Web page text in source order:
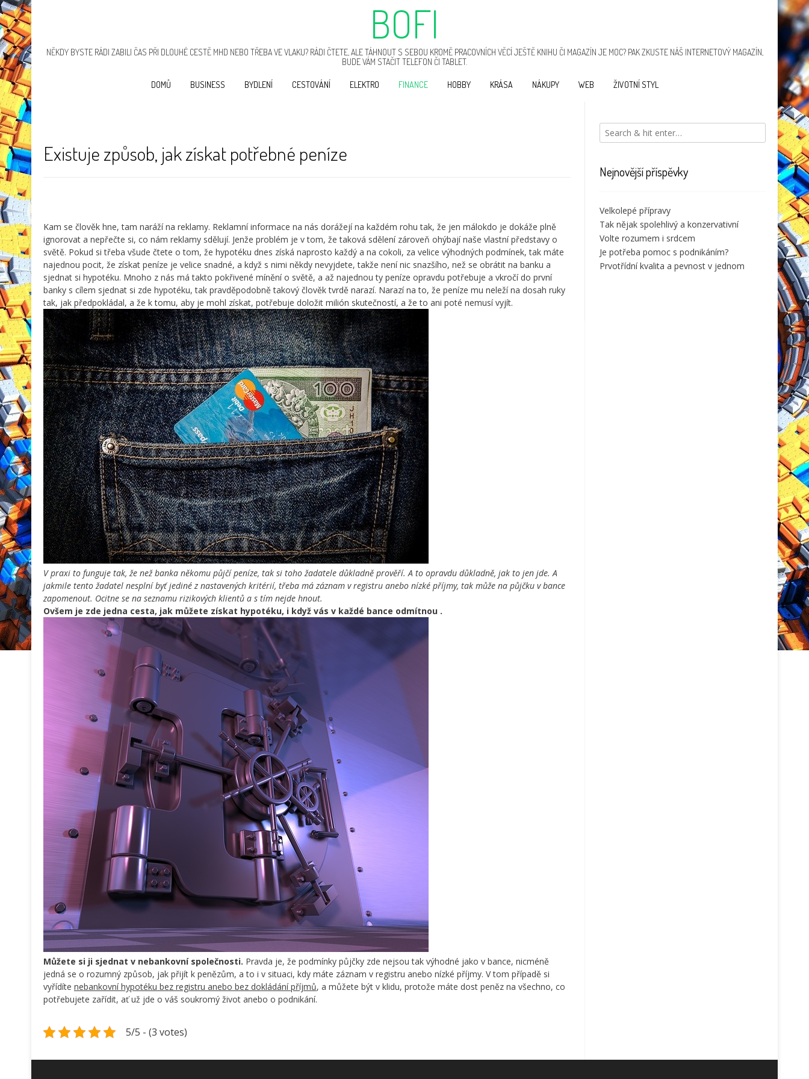
BOFI
NĚKDY BYSTE RÁDI ZABILI ČAS PŘI DLOUHÉ CESTĚ MHD NEBO TŘEBA VE VLAKU? RÁDI ČTETE, ALE TÁHNOUT S SEBOU KROMĚ PRACOVNÍCH VĚCÍ JEŠTĚ KNIHU ČI MAGAZÍN JE MOC? PAK ZKUSTE NÁŠ INTERNETOVÝ MAGAZÍN,
BUDE VÁM STAČIT TELEFON ČI TABLET.
DOMŮ BUSINESS BYDLENÍ CESTOVÁNÍ ELEKTRO FINANCE HOBBY KRÁSA NÁKUPY WEB ŽIVOTNÍ STYL
Existuje způsob, jak získat potřebné peníze
Kam se člověk hne, tam naráží na reklamy. Reklamní informace na nás dorážejí na každém rohu tak, že jen málokdo je dokáže plně
ignorovat a nepřečte si, co nám reklamy sdělují. Jenže problém je v tom, že taková sdělení zároveň ohýbají naše vlastní představy o
světě. Pokud si třeba všude čtete o tom, že hypotéku dnes získá naprosto každý a na cokoli, za velice výhodných podmínek, tak máte
najednou pocit, že získat peníze je velice snadné, a když s nimi někdy nevyjdete, takže není nic snazšího, než se obrátit na banku a
sjednat si hypotéku. Mnoho z nás má takto pokřivené mínění o světě, a až najednou ty peníze opravdu potřebuje a vkročí do první
banky s cílem sjednat si zde hypotéku, tak pravděpodobně takový člověk tvrdě narazí. Narazí na to, že peníze mu neleží na dosah ruky
tak, jak předpokládal, a že k tomu, aby je mohl získat, potřebuje doložit milión skutečností, a že to ani poté nemusí vyjít.
V praxi to funguje tak, že než banka někomu půjčí peníze, tak si toho žadatele důkladně prověří. A to opravdu důkladně, jak to jen jde. A
jakmile tento žadatel nesplní byť jediné z nastavených kritérií, třeba má záznam v registru anebo nízké příjmy, tak může na půjčku v bance
zapomenout. Ocitne se na seznamu rizikových klientů a s tím nejde hnout.
Ovšem je zde jedna cesta, jak můžete získat hypotéku, i když vás v každé bance odmítnou .
Můžete si ji sjednat v nebankovní společnosti. Pravda je, že podmínky půjčky zde nejsou tak výhodné jako v bance, nicméně
jedná se o rozumný způsob, jak přijít k penězům, a to i v situaci, kdy máte záznam v registru anebo nízké příjmy. V tom případě si
vyřídíte nebankovní hypotéku bez registru anebo bez dokládání příjmů, a můžete být v klidu, protože máte dost peněz na všechno, co
potřebujete zařídit, ať už jde o váš soukromý život anebo o podnikání.
5/5 - (3 votes)
příspěvekkryptoměna
registru už
překážkou
Nejnovější příspěvky
Velkolepé přípravy
Tak nějak spolehlivý a konzervativní
Volte rozumem i srdcem
Je potřeba pomoc s podnikáním?
Prvotřídní kvalita a pevnost v jednom